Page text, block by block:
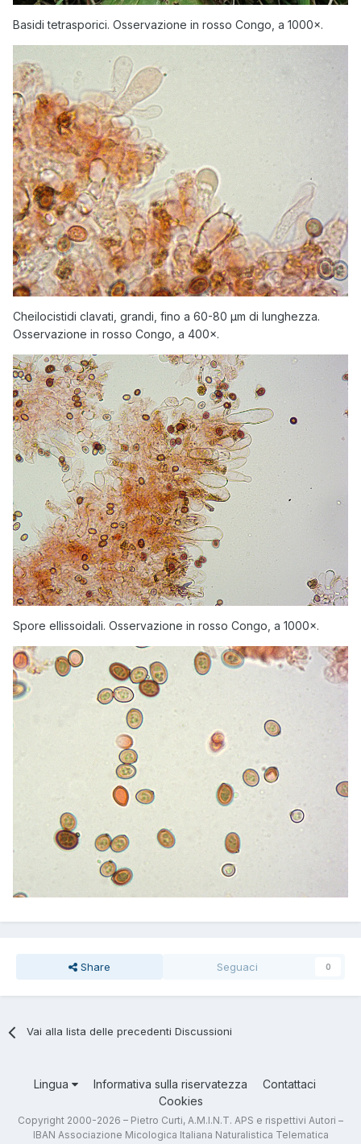
Basidi tetrasporici. Osservazione in rosso Congo, a 1000×.
Cheilocistidi clavati, grandi, fino a 60-80 µm di lunghezza.
Osservazione in rosso Congo, a 400×.
Spore ellissoidali. Osservazione in rosso Congo, a 1000×.
Share Seguaci 0
Vai alla lista delle precedenti Discussioni
Lingua Informativa sulla riservatezza
Contattaci
Cookies
Copyright 2000-2026 – Pietro Curti, A.M.I.N.T. APS e rispettivi Autori –
IBAN Associazione Micologica Italiana Naturalistica Telematica